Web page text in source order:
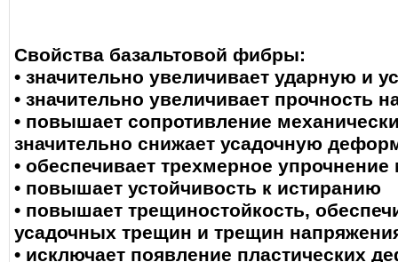
Свойства базальтовой фибры:
• значительно увеличивает ударную и
• значительно увеличивает прочность
• повышает сопротивление
значительно снижает усадочную
• обеспечивает трехмерное упрочнение
• повышает устойчивость к истиранию
• повышает трещиностойкость,
усадочных трещин и трещин
• исключает появление пластических